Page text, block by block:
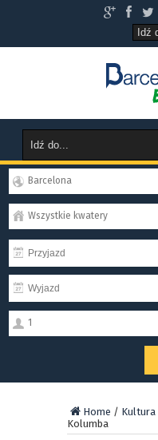
Barcelona
Wszystkie kwatery
1
Home / Kultura
Kolumba